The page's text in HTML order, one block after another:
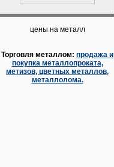
цены на металл
Торговля металлом: продажа и
покупка металлопроката,
метизов, цветных металлов,
металлолома.